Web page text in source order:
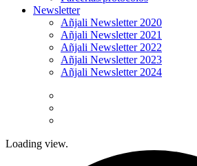
Newsletter
Añjali Newsletter 2020
Añjali Newsletter 2021
Añjali Newsletter 2022
Añjali Newsletter 2023
Añjali Newsletter 2024
Loading view.